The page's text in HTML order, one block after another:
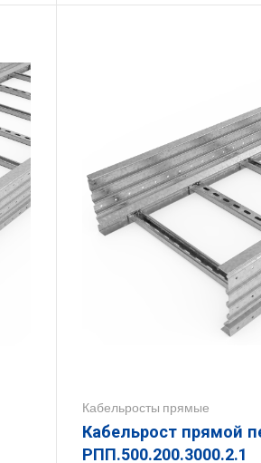
Кабельросты прямые
Кабельрост прямой
РПП.500.200.3000.2.1